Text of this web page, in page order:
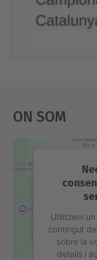
On Som
Utilitzem
contingut
sobre la
detalls i